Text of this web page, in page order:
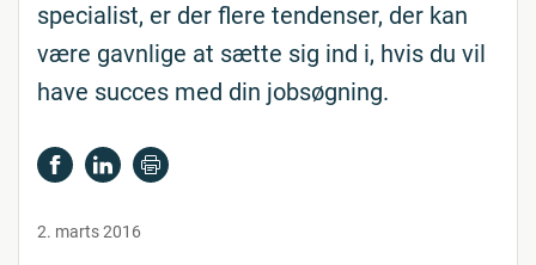
specialist, er der flere tendenser, der kan
være gavnlige at sætte sig ind i, hvis du vil
have succes med din jobsøgning.
2. marts 2016